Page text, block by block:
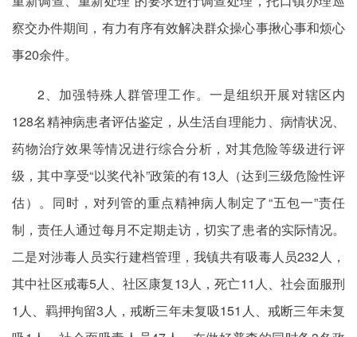
察交办件期间，有力有序有效解决群众操心事揪心事和烦心
事20余件。
2、加强特殊人群管理工作。一是组织开展对辖区内
128名精神病患者评估鉴定，从生活自理能力、病情状况、
药物治疗效果等情况进行综合分析，对其危险等级进行评
级，其中享受“以奖代补”政策的有13人（达到三级危险性评
估）。同时，对列管的重点精神病人制定了“五包一”责任
制，责任人通过每月不定期走访，切实了患者的实际情况。
二是对涉毒人员实行建档管理，我镇共有吸毒人员232人，
其中社区戒毒5人、社区康复13人，死亡11人、社会面服刑
1人、羁押拘留3人，戒断三年未复吸151人、戒断三年未复